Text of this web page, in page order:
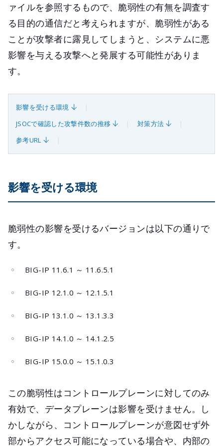
ァイルを参照するもので、脆弱性の有無を調査す
る目的の通信だと考えられますが、脆弱性がある
ことが攻撃者に露見してしまうと、システムに悪
影響を与える攻撃へと発展する可能性がありま
す。
影響を受ける環境
JSOCで確認した攻撃件数の推移
対策方法
参考URL
影響を受ける環境
脆弱性の影響を受けるバージョンは以下の通りで
す。
BIG-IP 11.6.1 ～ 11.6.5.1
BIG-IP 12.1.0 ～ 12.1.5.1
BIG-IP 13.1.0 ～ 13.1.3.3
BIG-IP 14.1.0 ～ 14.1.2.5
BIG-IP 15.0.0 ～ 15.1.0.3
この脆弱性はコントロールプレーンに対してのみ
有効で、データプレーンは影響を受けません。し
かしながら、コントロールプレーンが意図せず外
部からアクセス可能になっている場合や、内部の